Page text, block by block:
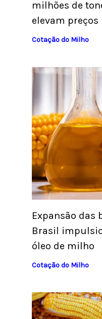
milhões de
elevam preços
Cotação do Milho
Expansão das
Brasil
óleo de milho
Cotação do Milho